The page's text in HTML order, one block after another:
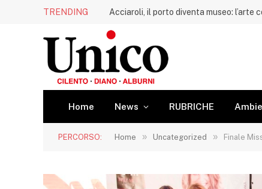
TRENDING
Home News RUBRICHE
PERCORSO: Home » Uncategorized » Finale